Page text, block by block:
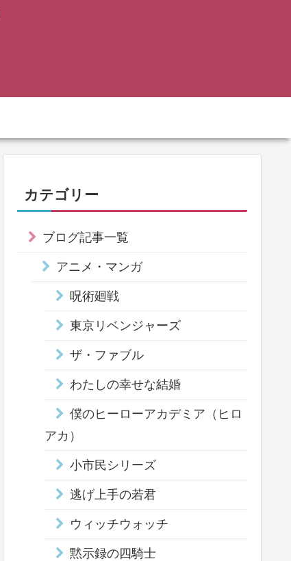
カテゴリー
ブログ記事一覧
アニメ・マンガ
呪術廻戦
東京リベンジャーズ
ザ・ファブル
わたしの幸せな結婚
僕のヒーローアカデミア（ヒロ
アカ）
小市民シリーズ
逃げ上手の若君
ウィッチウォッチ
黙示録の四騎士